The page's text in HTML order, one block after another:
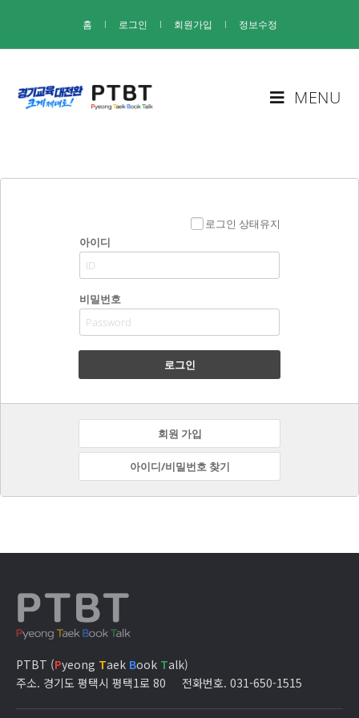
홈 I 로그인 I 회원가입 I 정보수정
MENU
로그인 상태유지
아이디
비밀번호
로그인
회원 가입
아이디/비밀번호 찾기
PTBT (Pyeong Taek Book Talk)
주소. 경기도 평택시 평택1로 80
전화번호. 031-650-1515